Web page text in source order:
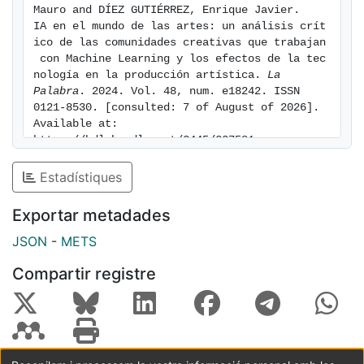
Mauro and DÍEZ GUTIÉRREZ, Enrique Javier.
IA en el mundo de las artes: un análisis crít
ico de las comunidades creativas que trabajan
con Machine Learning y los efectos de la tec
nología en la producción artística. La
Palabra . 2024. Vol. 48, num. e18242. ISSN
0121-8530. [consulted: 7 of August of 2026].
Available at:
https://hdl.handle.net/2445/227581
Estadístiques
Exportar metadades
JSON - METS
Compartir registre